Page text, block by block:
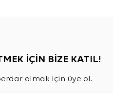
İÇİN BİZE KATIL!
olmak için üye ol.